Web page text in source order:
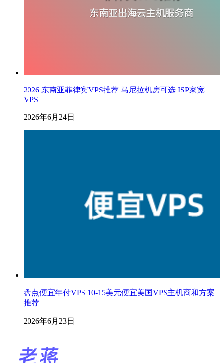
2026 东南亚菲律宾VPS推荐 马尼拉机房可选 ISP家宽
VPS
2026年6月24日
盘点便宜年付VPS 10-15美元便宜美国VPS主机商和方案
推荐
2026年6月23日